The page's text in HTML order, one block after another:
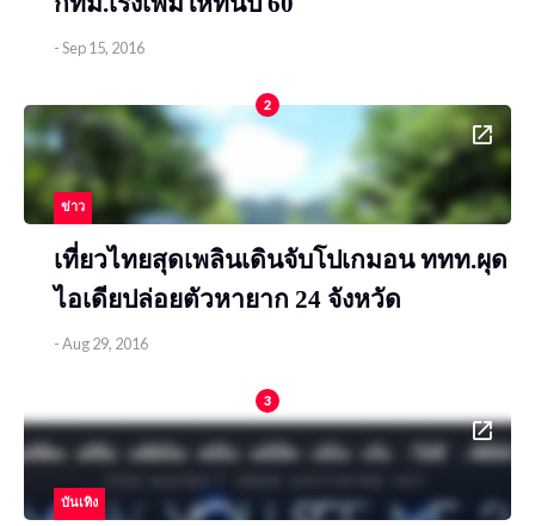
-Sep 15, 2016
2
ข่าว
เที่ยวไทยสุดเพลินเดินจับโปเกมอน ททท.ผุด
ไอเดียปล่อยตัวหายาก 24 จังหวัด
-Aug 29, 2016
3
บันเทิง